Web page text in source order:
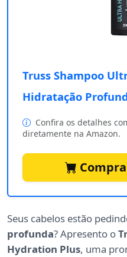
Truss Shampoo
Hidratação
Confira os detalhes
diretamente na Amazon.
Seus cabelos estão
profunda? Apresento o
Hydration Plus, uma